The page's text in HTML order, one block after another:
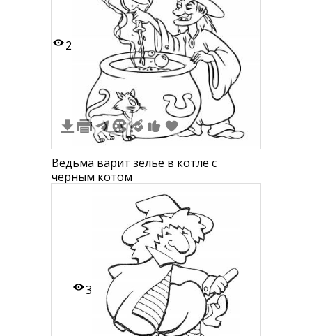
2
Ведьма варит зелье в котле с
черным котом
3